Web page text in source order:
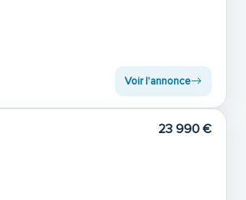
Voir l'annonce
23 990 €